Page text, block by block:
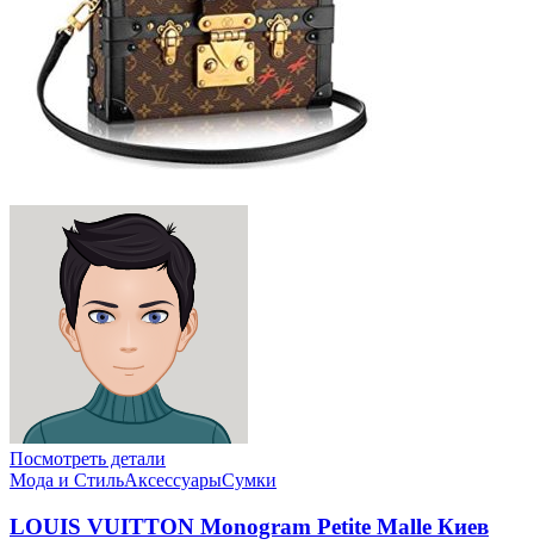
Посмотреть детали
Мода и СтильАксессуарыСумки
LOUIS VUITTON Monogram Petite Malle Киев